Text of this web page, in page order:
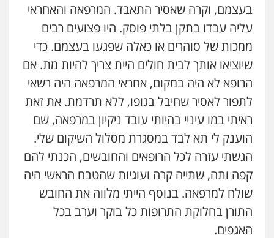
בעצמם, וקרה שאסיר התאבד. המרפאה והאחראי
עליה עבדו בתקן בלתי פוסק. היו פצועים רבים
ממכות של סוהרים או כאלה שפגעו בעצמם. כדי
שיוציאו אותך לבית חולים היית צריך להיות מת. אם
הרופא לא היה במקום, אחראי המרפאה היה רשאי
לתפור לאסיר שחיבל בגופו, ללא תרדמת. את זאת
ראיתי במו עיניי בהיותי עובד ניקיון במרפאה, שם
הוענק לי תא לבד במסגרת מסלול השיקום שלי.
הגשתי עזרה לכל הרופאים והחובשים, הכנתי להם
קפה ותה, שתייה קרה ועוגיות שהטבח הראשי היה
שולח למרפאה. בנוסף הייתי מלווה את החובש
התורן בחלוקת התרופות כל בוקר וערב בכל
האגפים.